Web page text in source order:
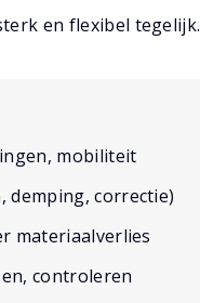
en flexibel tegelijk.
mobiliteit
demping, correctie)
materiaalverlies
controleren